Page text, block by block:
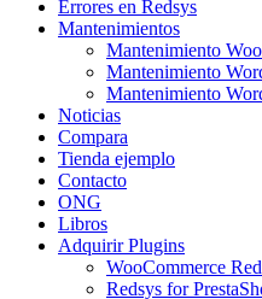
Errores en Redsys
Mantenimientos
Mantenimiento
Mantenimiento
Mantenimiento
Noticias
Compara
Tienda ejemplo
Contacto
ONG
Libros
Adquirir Plugins
WooCommerce
Redsys for